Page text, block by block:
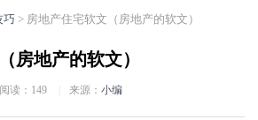
巧 > 房地产住宅软文（房地产的软文）
房地产的软文）
阅读： 149 来源： 小编